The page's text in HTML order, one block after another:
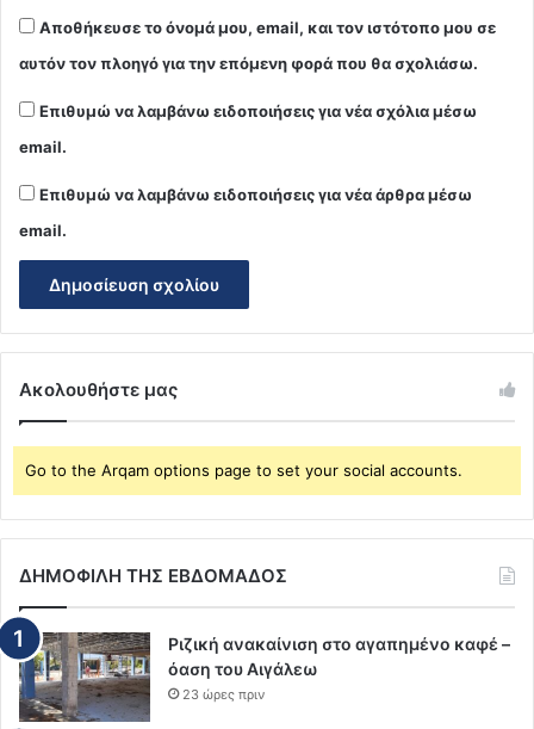
Αποθήκευσε το όνομά μου, email, και τον ιστότοπο μου σε
αυτόν τον πλοηγό για την επόμενη φορά που θα σχολιάσω.
Επιθυμώ να λαμβάνω ειδοποιήσεις για νέα σχόλια μέσω
email.
Επιθυμώ να λαμβάνω ειδοποιήσεις για νέα άρθρα μέσω
email.
Ακολουθήστε μας
Go to the Arqam options page to set your social accounts.
ΔΗΜΟΦΙΛΗ ΤΗΣ ΕΒΔΟΜΑΔΟΣ
Ριζική ανακαίνιση στο αγαπημένο καφέ –
όαση του Αιγάλεω
23 ώρες πριν